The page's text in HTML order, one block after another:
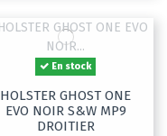
En stock
HOLSTER GHOST ONE
EVO NOIR S&W MP9
DROITIER